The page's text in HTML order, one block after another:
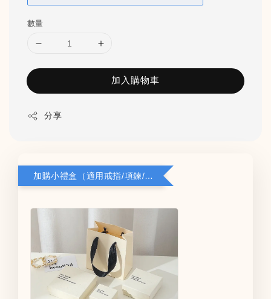
數量
加入購物車
分享
加購小禮盒（適用戒指/項鍊/耳環）5*8*2.8